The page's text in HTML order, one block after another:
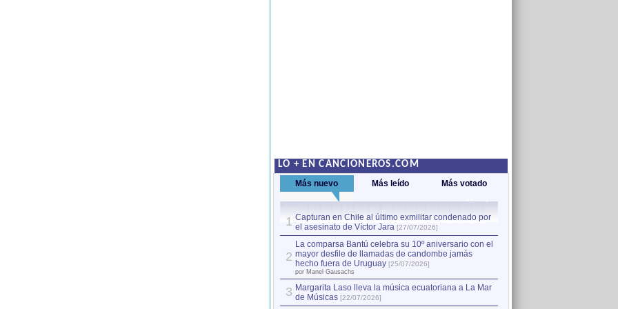
LO + EN CANCIONEROS.COM
Más nuevo Más leído Más votado
1 Capturan en Chile al último exmilitar condenado por
el asesinato de Víctor Jara [27/07/2026]
2
La comparsa Bantú celebra su 10º aniversario con el
mayor desfile de llamadas de candombe jamás
hecho fuera de Uruguay [25/07/2026]
por Manel Gausachs
3 Margarita Laso lleva la música ecuatoriana a La Mar
de Músicas [22/07/2026]